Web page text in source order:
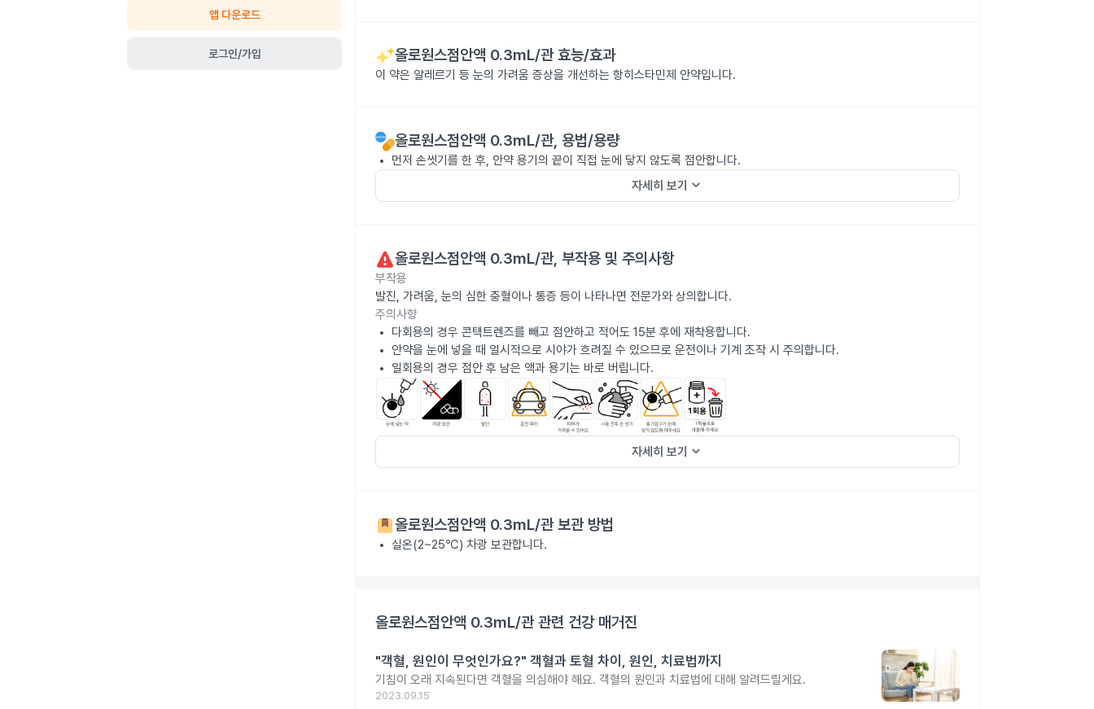
앱 다운로드
로그인/가입 올로원스점안액 0.3mL/관효능/효과
이 약은 알레르기 등 눈의 가려움 증상을 개선하는 항히스타민제 안약입니다.
올로원스점안액 0.3mL/관, 용법/용량
먼저 손씻기를 한 후, 안약 용기의 끝이 직접 눈에 닿지 않도록 점안합니다.
자세히 보기 keyboard_arrow_down
올로원스점안액 0.3mL/관, 부작용 및 주의사항
부작용
발진, 가려움, 눈의 심한 충혈이나 통증 등이 나타나면 전문가와 상의합니다.
주의사항
다회용의 경우 콘택트렌즈를 빼고 점안하고 적어도 15분 후에 재착용합니다.
안약을 눈에 넣을 때 일시적으로 시야가 흐려질 수 있으므로 운전이나 기계 조작 시 주의합니다.
일회용의 경우 점안 후 남은 액과 용기는 바로 버립니다.
자세히 보기 keyboard_arrow_down
올로원스점안액 0.3mL/관보관 방법
실온(2~25℃) 차광 보관합니다.
올로원스점안액 0.3mL/관관련 건강 매거진
"객혈, 원인이 무엇인가요?" 객혈과 토혈 차이, 원인, 치료법까지
기침이 오래 지속된다면 객혈을 의심해야 해요. 객혈의 원인과 치료법에 대해 알려드릴게요.
2023.09.15